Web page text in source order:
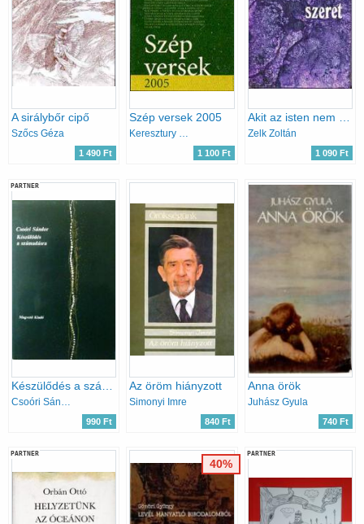
A sirálybőr cipő
Szőcs Géza
1 490 Ft
Szép versek 2005
Keresztury Tibor /szerk./
1 100 Ft
Zelk Zoltán
1 090 Ft
PARTNER
990 Ft
Az öröm hiányzott
Simonyi Imre
840 Ft
Anna örök
Juhász Gyula
740 Ft
PARTNER
40%
PARTNER